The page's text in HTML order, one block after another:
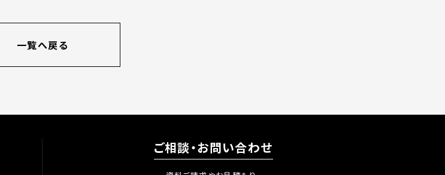
一覧へ戻る
ご相談・お問い合わせ